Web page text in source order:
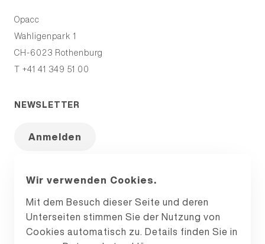
Opacc
Wahligenpark 1
CH-6023 Rothenburg
T +41 41 349 51 00
NEWSLETTER
Anmelden
Newsletter
Partner
Impressum
Wir verwenden Cookies.
Mit dem Besuch dieser Seite und deren
Unterseiten stimmen Sie der Nutzung von
Cookies automatisch zu. Details finden Sie in